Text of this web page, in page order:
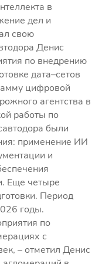
в
дел и
свою
Денис
по внедрению
дата–сетов
цифровой
агентства в
работы по
были
применение ИИ
и
Еще четыре
Период
годы.
по
с
– отметил Денис